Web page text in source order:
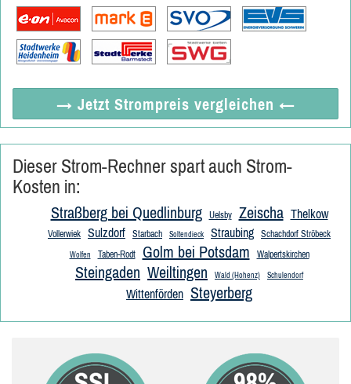
→ Jetzt Strompreis vergleichen ←
Dieser Strom-Rechner spart auch Strom-
Kosten in:
Straßberg bei Quedlinburg Uelsby Zeischa Thelkow
Vollerwiek Sulzdorf Starbach Soltendieck Straubing Schachdorf Ströbeck
Wolfen Taben-Rodt Golm bei Potsdam Walpertskirchen
Steingaden Weiltingen Wald (Hohenz) Schulendorf
Wittenförden Steyerberg